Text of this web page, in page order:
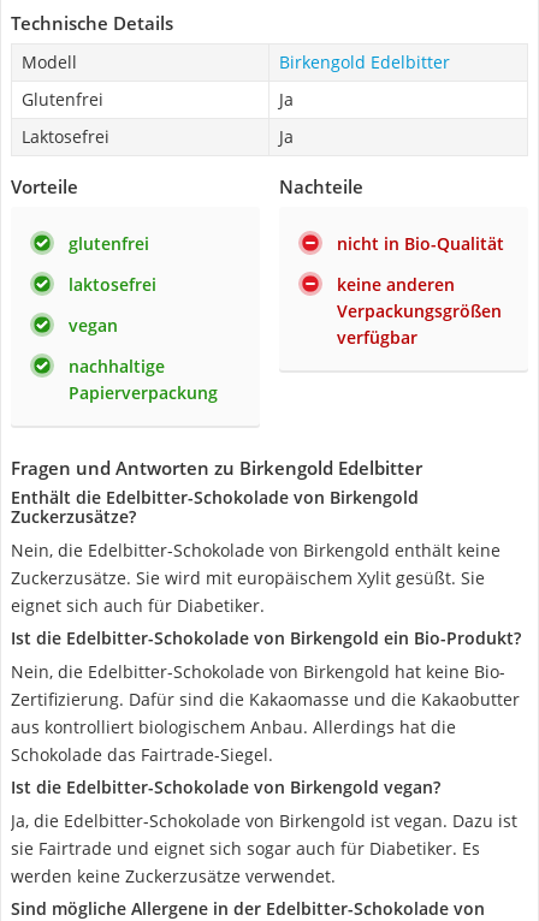
Technische Details
Modell
Birkengold Edelbitter
Glutenfrei
Ja
Laktosefrei
Ja
Vorteile
glutenfrei
laktosefrei
vegan
nachhaltige
Papierverpackung
Nachteile
nicht in Bio-Qualität
keine anderen
Verpackungsgrößen
verfügbar
Fragen und Antworten zu Birkengold Edelbitter
Enthält die Edelbitter-Schokolade von Birkengold
Zuckerzusätze?
Nein, die Edelbitter-Schokolade von Birkengold enthält keine
Zuckerzusätze. Sie wird mit europäischem Xylit gesüßt. Sie
eignet sich auch für Diabetiker.
Ist die Edelbitter-Schokolade von Birkengold ein Bio-Produkt?
Nein, die Edelbitter-Schokolade von Birkengold hat keine Bio-
Zertifizierung. Dafür sind die Kakaomasse und die Kakaobutter
aus kontrolliert biologischem Anbau. Allerdings hat die
Schokolade das Fairtrade-Siegel.
Ist die Edelbitter-Schokolade von Birkengold vegan?
Ja, die Edelbitter-Schokolade von Birkengold ist vegan. Dazu ist
sie Fairtrade und eignet sich sogar auch für Diabetiker. Es
werden keine Zuckerzusätze verwendet.
Sind mögliche Allergene in der Edelbitter-Schokolade von